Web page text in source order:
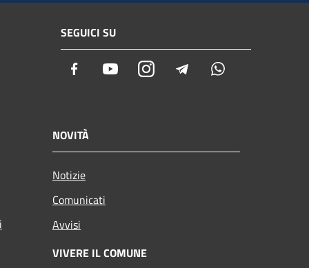
SEGUICI SU
Facebook YoutubeInstagramTelegram
NOVITÀ
Notizie
Comunicati
Avvisi
VIVERE IL COMUNE